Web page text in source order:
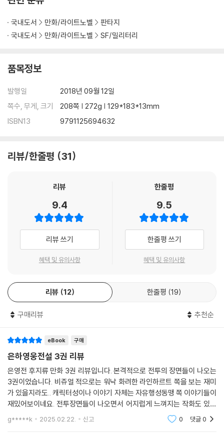
국내도서 만화/라이트노벨
판타지
국내도서
만화/라이트노벨 SF/밀리터리
품목정보
발행일
2018년 09월 12일
쪽수, 무게, 크기
208쪽 | 272g | 129*183*13mm
ISBN13
9791125694632
리뷰/한줄평 31
리뷰
9.4
리뷰 쓰기
혜택 및 유의사항
한줄평
9.5
한줄평 쓰기
혜택 및 유의사항
리뷰 12 한줄평 19
구매리뷰 추천순
eBook 구매
은하영웅전설 3권 리뷰
은영전 후지류 만화 3권 리뷰입니다. 본격적으로 전투의 장면들이 나오는
3권이었습니다. 비쥬얼 적으로는 워낙 화려한 라인하르트 쪽을 보는 재미
가 있을지라도.. 캐릭터성이나 이야기 자체는 자유행성동맹 쪽 이야기들이
재밌어보이네요. 전투장면들이 나오면서 어지럽게 느껴지는 작화도 있긴
하지만 재밌게 읽었습니다. 소설은 완독에 실패했지만.. 원작의 느낌에서
많이 새로워졌다
g*****k 2025.02.22. 신고 0 댓글0